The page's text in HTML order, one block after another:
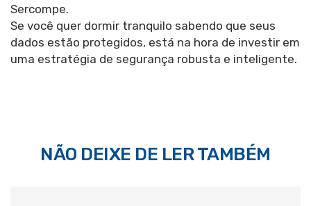
Sercompe.
Se você quer dormir tranquilo sabendo que seus
dados estão protegidos, está na hora de investir em
uma estratégia de segurança robusta e inteligente.
NÃO DEIXE DE LER TAMBÉM